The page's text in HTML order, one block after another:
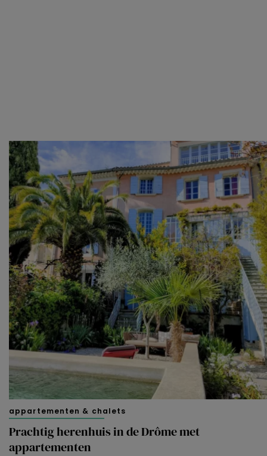
appartementen & chalets
Prachtig herenhuis in de Drôme met
appartementen